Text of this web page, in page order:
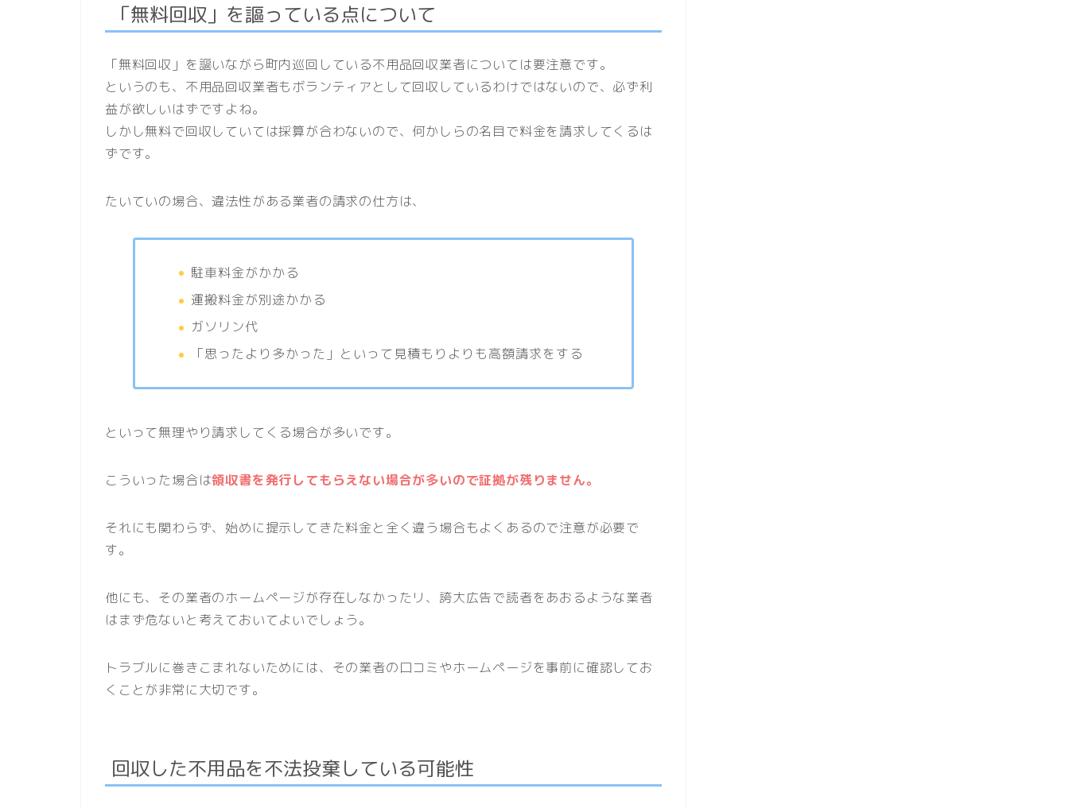
「無料回収」を謳っている点について
「無料回収」を謳いながら町内巡回している不用品回収業者については要注意です。
というのも、不用品回収業者もボランティアとして回収しているわけではないので、必ず利
益が欲しいはずですよね。
しかし無料で回収していては採算が合わないので、何かしらの名目で料金を請求してくるは
ずです。
たいていの場合、違法性がある業者の請求の仕方は、
駐車料金がかかる
運搬料金が別途かかる
ガソリン代
「思ったより多かった」といって見積もりよりも高額請求をする
といって無理やり請求してくる場合が多いです。
こういった場合は領収書を発行してもらえない場合が多いので証拠が残りません。
それにも関わらず、始めに提示してきた料金と全く違う場合もよくあるので注意が必要で
す。
他にも、その業者のホームページが存在しなかったリ、誇大広告で読者をあおるような業者
はまず危ないと考えておいてよいでしょう。
トラブルに巻きこまれないためには、その業者の口コミやホームページを事前に確認してお
くことが非常に大切です。
回収した不用品を不法投棄している可能性